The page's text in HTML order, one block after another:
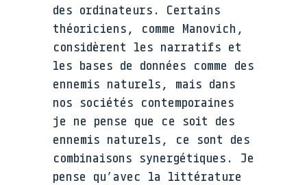
des ordinateurs. Certains
théoriciens, comme Manovich,
considèrent les narratifs et
les bases de données comme des
ennemis naturels, mais dans
nos sociétés contemporaines
je ne pense que ce soit des
ennemis naturels, ce sont des
combinaisons synergétiques. Je
pense qu’avec la littérature